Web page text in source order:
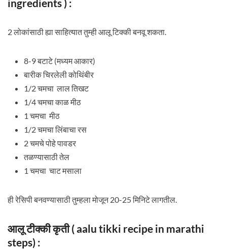
ingredients ) :
2 लोकांसाठी ह्या साहित्यात तुम्ही आलू टिक्की बनवू शकता.
8-9 बटाटे (मध्यम आकार)
बारीक चिरलेली कोथिंबीर
1/2 चमचा लाल तिखट
1/4 चमचा काळ मीठ
1 चमचा मीठ
1/2 चमचा लिंबाचा रस
2 चमचे पोहे पावडर
तळण्यासाठी तेल
1 चमचा चाट मसाला
ही रेसिपी बनवण्यासाठी तुम्हला मोजून 20-25 मिनिटे लागतील.
आलू टीक्की कृती ( aalu tikki recipe in marathi
steps) :